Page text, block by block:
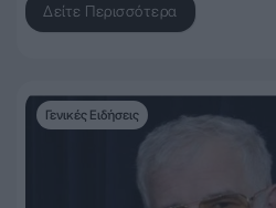
Δείτε Περισσότερα
Γενικές Ειδήσεις